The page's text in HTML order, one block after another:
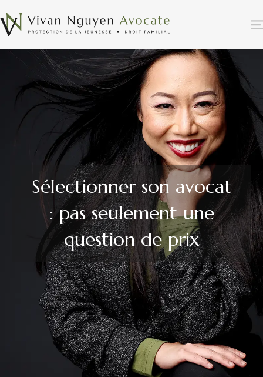
Sélectionner son avocat
: pas seulement une
question de prix